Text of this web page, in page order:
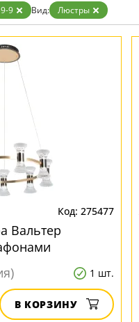
Бронза
Золото
Прозрачные
9-9 Вид: Люстры
275477
Вальтер
1 шт.
В КОРЗИНУ